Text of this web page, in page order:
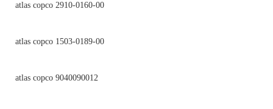
atlas copco 2910-0160-00
atlas copco 1503-0189-00
atlas copco 9040090012